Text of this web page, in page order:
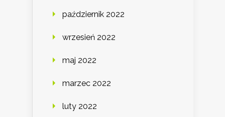
październik 2022
wrzesień 2022
maj 2022
marzec 2022
luty 2022